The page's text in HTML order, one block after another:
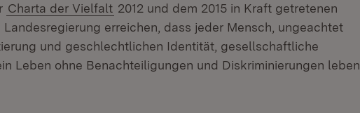
Charta der Vielfalt 2012 und dem 2015 in Kraft getretenen
erreichen, dass jeder Mensch, ungeachtet
und geschlechtlichen Identität, gesellschaftliche
Leben ohne Benachteiligungen und Diskriminierungen leben